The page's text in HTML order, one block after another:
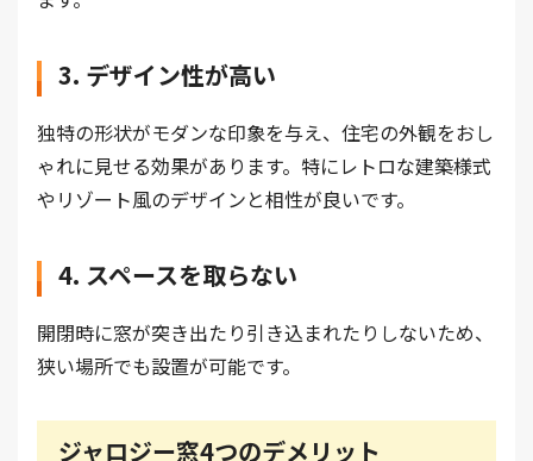
3. デザイン性が高い
独特の形状がモダンな印象を与え、住宅の外観をおし
ゃれに見せる効果があります。特にレトロな建築様式
やリゾート風のデザインと相性が良いです。
4. スペースを取らない
開閉時に窓が突き出たり引き込まれたりしないため、
狭い場所でも設置が可能です。
ジャロジー窓4つのデメリット